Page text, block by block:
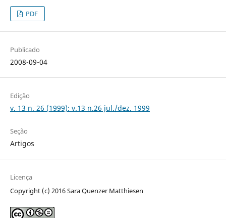
PDF
Publicado
2008-09-04
Edição
v. 13 n. 26 (1999): v.13 n.26 jul./dez. 1999
Seção
Artigos
Licença
Copyright (c) 2016 Sara Quenzer Matthiesen